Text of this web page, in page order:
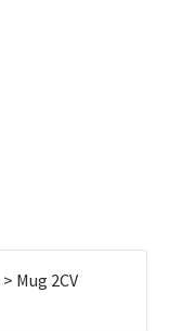
> Mug 2CV